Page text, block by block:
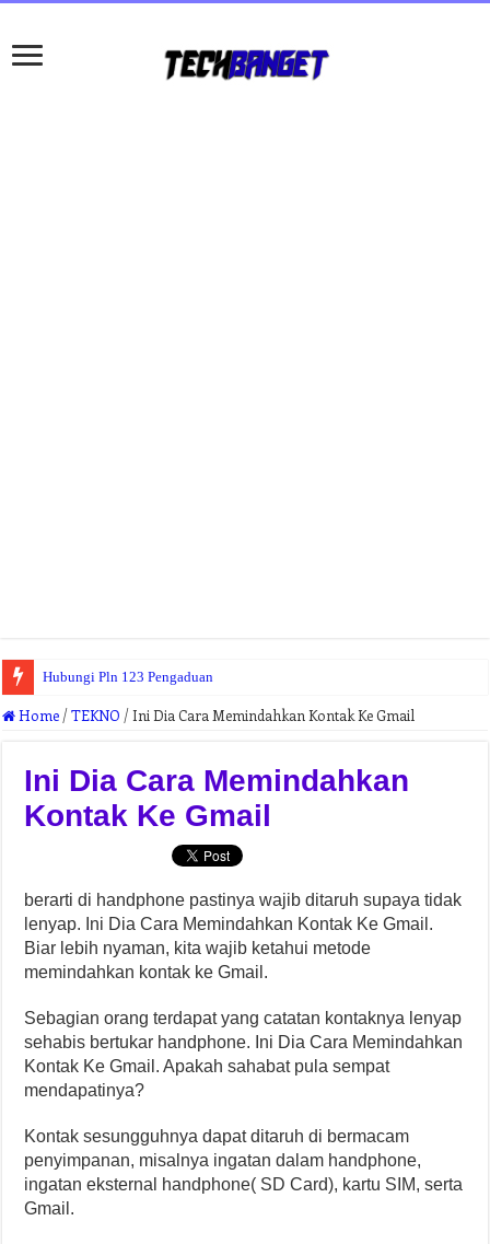
Hubungi Pln 123 Pengaduan
Home /TEKNO /Ini Dia Cara Memindahkan Kontak Ke Gmail
Ini Dia Cara Memindahkan
Kontak Ke Gmail
berarti di handphone pastinya wajib ditaruh supaya tidak
lenyap. Ini Dia Cara Memindahkan Kontak Ke Gmail.
Biar lebih nyaman, kita wajib ketahui metode
memindahkan kontak ke Gmail.
Sebagian orang terdapat yang catatan kontaknya lenyap
sehabis bertukar handphone. Ini Dia Cara Memindahkan
Kontak Ke Gmail. Apakah sahabat pula sempat
mendapatinya?
Kontak sesungguhnya dapat ditaruh di bermacam
penyimpanan, misalnya ingatan dalam handphone,
ingatan eksternal handphone( SD Card), kartu SIM, serta
Gmail.